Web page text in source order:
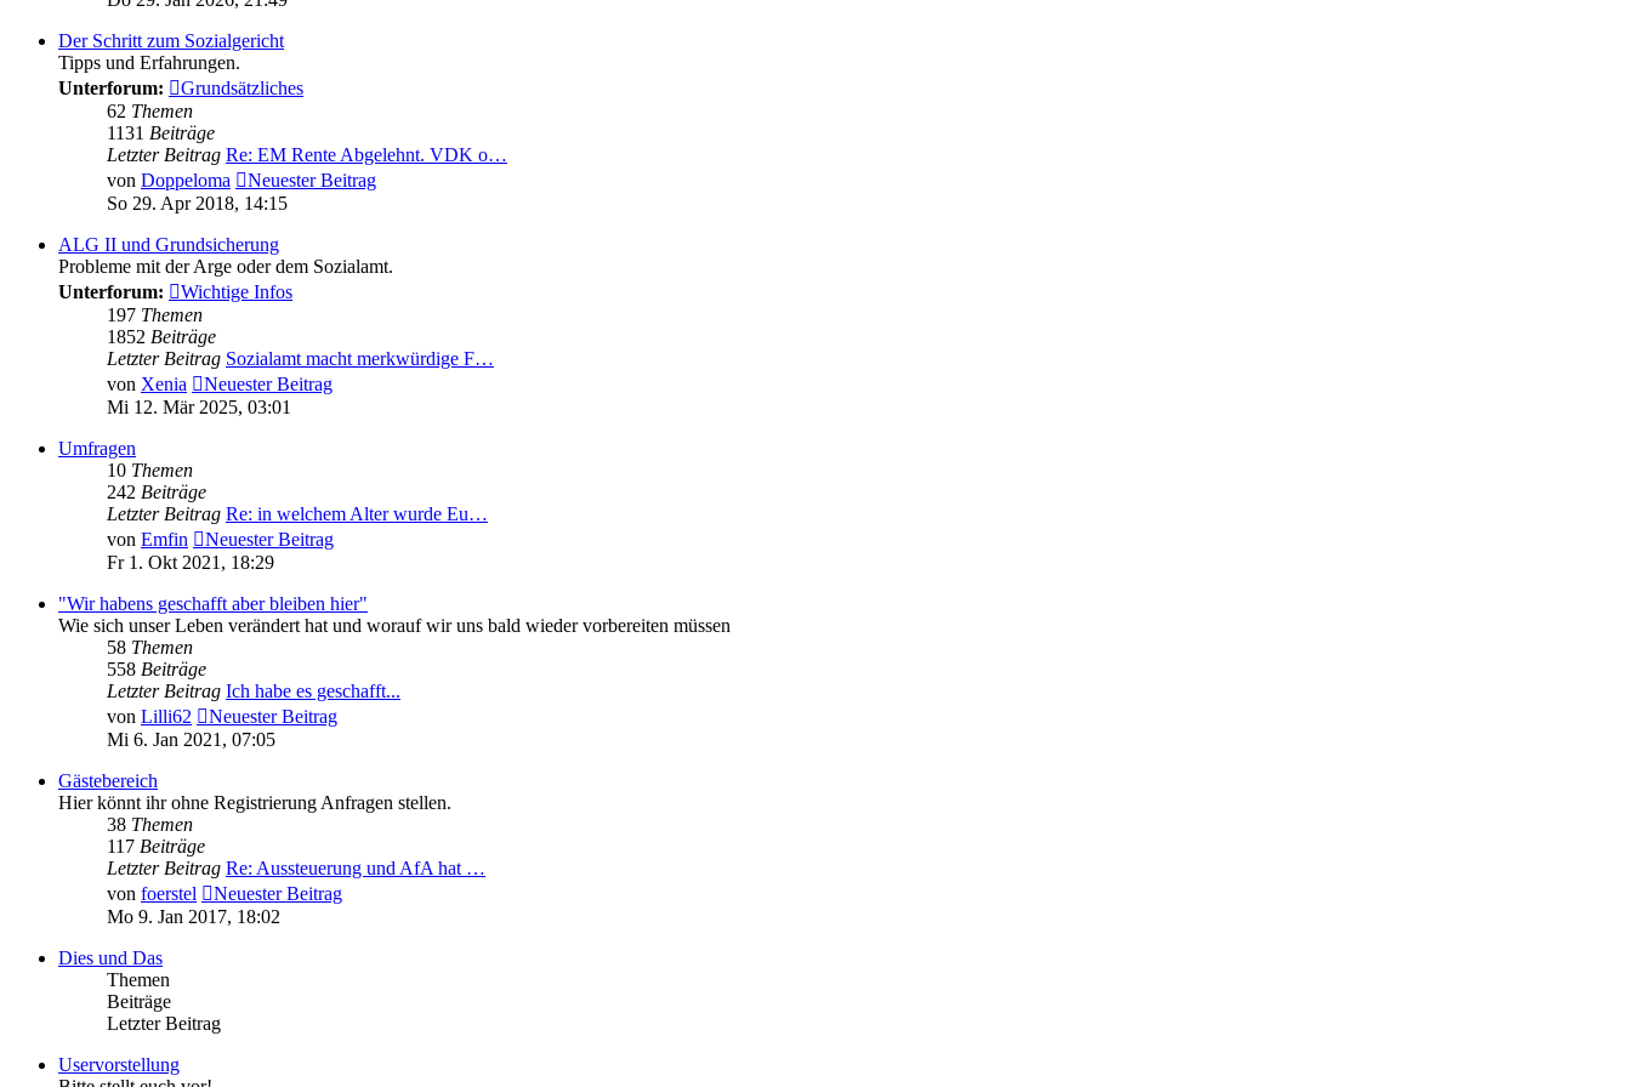
Der Schritt zum Sozialgericht
Tipps und Erfahrungen.
Unterforum:
Grundsätzliches
62 Themen
1131 Beiträge
Letzter Beitrag Re: EM Rente Abgelehnt. VDK o…
von Doppeloma
Neuester Beitrag
So 29. Apr 2018, 14:15
ALG II und Grundsicherung
Probleme mit der Arge oder dem Sozialamt.
Unterforum:
Wichtige Infos
197 Themen
1852 Beiträge
Letzter Beitrag Sozialamt macht merkwürdige F…
von Xenia
Neuester Beitrag
Mi 12. Mär 2025, 03:01
Umfragen
10 Themen
242 Beiträge
Letzter Beitrag Re: in welchem Alter wurde Eu…
von Emfin
Neuester Beitrag
Fr 1. Okt 2021, 18:29
"Wir habens geschafft aber bleiben hier"
Wie sich unser Leben verändert hat und worauf wir uns bald wieder vorbereiten müssen
58 Themen
558 Beiträge
Letzter Beitrag Ich habe es geschafft...
von Lilli62
Neuester Beitrag
Mi 6. Jan 2021, 07:05
Gästebereich
Hier könnt ihr ohne Registrierung Anfragen stellen.
38 Themen
117 Beiträge
Letzter Beitrag Re: Aussteuerung und AfA hat …
von foerstel
Neuester Beitrag
Mo 9. Jan 2017, 18:02
Dies und Das
Themen
Beiträge
Letzter Beitrag
Uservorstellung